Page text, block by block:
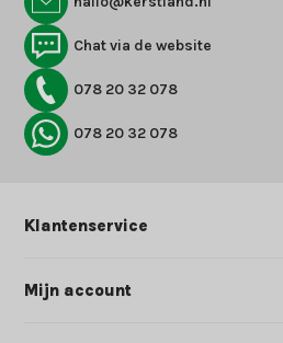
Chat via de website
078 20 32 078
078 20 32 078
Klantenservice
Mijn account